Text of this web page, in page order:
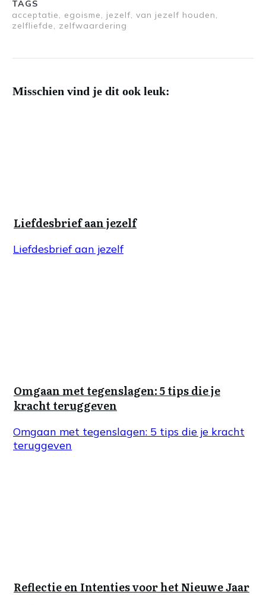
TAGS
acceptatie, egoisme, jezelf, van jezelf houden,
zelfliefde, zelfwaardering
Misschien vind je dit ook leuk:
Liefdesbrief aan jezelf
Liefdesbrief aan jezelf
Omgaan met tegenslagen: 5 tips die je
kracht teruggeven
Omgaan met tegenslagen: 5 tips die je kracht
teruggeven
Reflectie en Intenties voor het Nieuwe Jaar